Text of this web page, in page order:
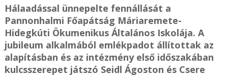
Hálaadással ünnepelte fennállását a
Pannonhalmi Főapátság Máriaremete-
Hidegkúti Ökumenikus Általános Iskolája. A
jubileum alkalmából emlékpadot állítottak az
alapításban és az intézmény első időszakában
kulcsszerepet játszó Seidl Ágoston és Csere